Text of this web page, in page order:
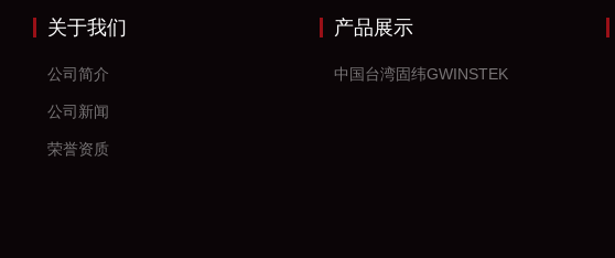
关于我们
公司简介
公司新闻
荣誉资质
产品展示
中国台湾固纬GWINSTEK